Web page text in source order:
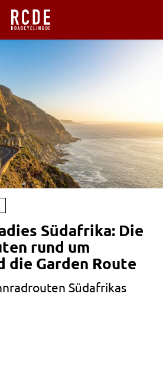
Südafrika: Die
rund um
die Garden Route
Südafrikas